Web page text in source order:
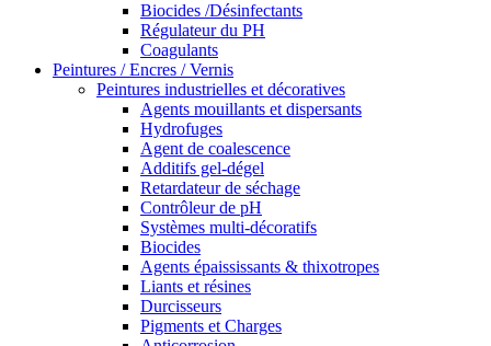
Biocides /Désinfectants
Régulateur du PH
Coagulants
Peintures / Encres / Vernis
Peintures industrielles et décoratives
Agents mouillants et dispersants
Hydrofuges
Agent de coalescence
Additifs gel-dégel
Retardateur de séchage
Contrôleur de pH
Systèmes multi-décoratifs
Biocides
Agents épaississants & thixotropes
Liants et résines
Durcisseurs
Pigments et Charges